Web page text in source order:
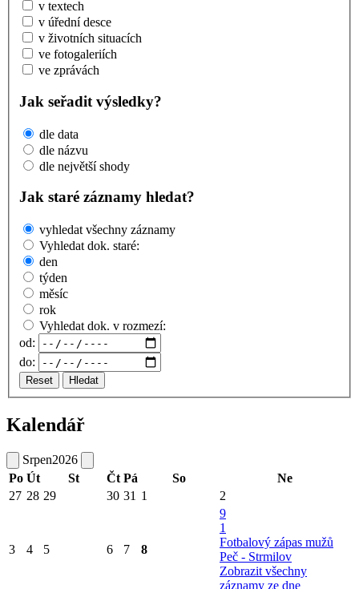
v textech
v úřední desce
v životních situacích
ve fotogaleriích
ve zprávách
Jak seřadit výsledky?
dle data
dle názvu
dle největší shody
Jak staré záznamy hledat?
vyhledat všechny záznamy
Vyhledat dok. staré:
den
týden
měsíc
rok
Vyhledat dok. v rozmezí:
od:
do:
Reset Hledat
Kalendář
Srpen2026
Po Út St Čt Pá So
Ne
27 28 29 30 31 1 2
3 4 5 6 7 8
9
1
Fotbalový zápas mužů
Peč - Strmilov
Zobrazit všechny
záznamy ze dne